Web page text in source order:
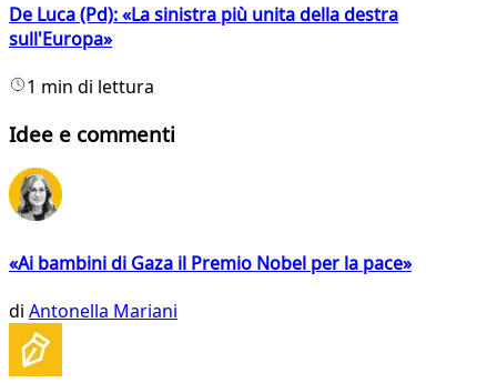
De Luca (Pd): «La sinistra più unita della destra
sull'Europa»
1 min di lettura
Idee e commenti
«Ai bambini di Gaza il Premio Nobel per la pace»
di Antonella Mariani